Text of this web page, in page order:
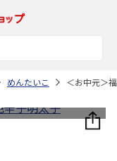
めんたいこ ＜お中元＞